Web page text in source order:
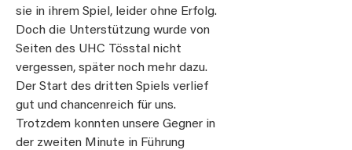
sie in ihrem Spiel, leider ohne Erfolg.
Doch die Unterstützung wurde von
Seiten des UHC Tösstal nicht
vergessen, später noch mehr dazu.
Der Start des dritten Spiels verlief
gut und chancenreich für uns.
Trotzdem konnten unsere Gegner in
der zweiten Minute in Führung